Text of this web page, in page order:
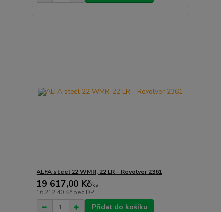
ALFA steel 22 WMR, 22 LR - Revolver 2361
19 617,00 Kč/ks
16 212,40 Kč bez DPH
Přidat do košíku